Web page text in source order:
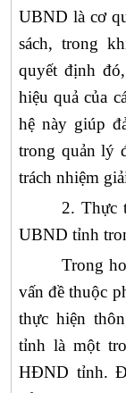
UBND là cơ
sách, trong
quyết định
hiệu quả của
hệ này giúp
trong quản lý
trách nhiệm
2. Thực
UBND tỉnh
Trong
vấn đề thuộc
thực hiện
tỉnh là một
HĐND tỉnh.